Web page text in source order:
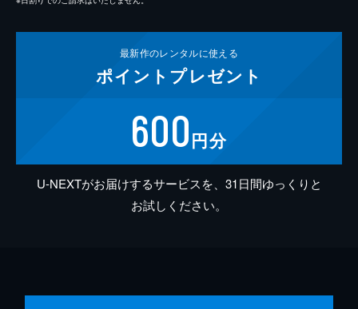
最新作のレンタルに使える
ポイント プレゼント
600円分
U-NEXTがお届けするサービスを、31日間ゆっくりと
お試しください。